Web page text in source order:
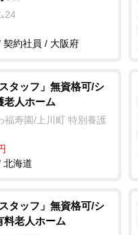
24
契約社員 / 大阪府
タッフ」無資格可/シ
老人ホーム
福寿園/上川町 特別養護
北海道
タッフ」無資格可/シ
料老人ホーム